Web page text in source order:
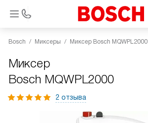
Bosch Миксеры Миксер Bosch MQWPL2000
Миксер
Bosch MQWPL2000
2 отзыва